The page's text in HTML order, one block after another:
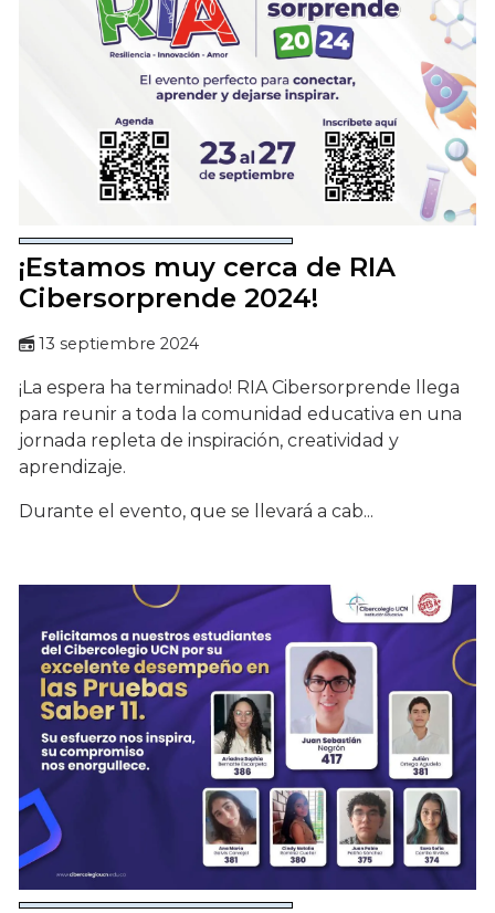
¡Estamos muy cerca de RIA
Cibersorprende 2024!
13 septiembre 2024
¡La espera ha terminado! RIA Cibersorprende llega
para reunir a toda la comunidad educativa en una
jornada repleta de inspiración, creatividad y
aprendizaje.
Durante el evento, que se llevará a cab...